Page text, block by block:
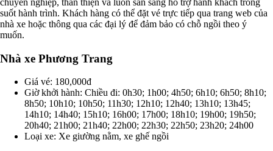
chuyên nghiệp, thân thiện và luôn sẵn sàng hỗ trợ hành khách trong
suốt hành trình. Khách hàng có thể đặt vé trực tiếp qua trang web của
nhà xe hoặc thông qua các đại lý để đảm bảo có chỗ ngồi theo ý
muốn.
Nhà xe Phương Trang
Giá vé: 180,000đ
Giờ khởi hành: Chiều đi: 0h30; 1h00; 4h50; 6h10; 6h50; 8h10;
8h50; 10h10; 10h50; 11h30; 12h10; 12h40; 13h10; 13h45;
14h10; 14h40; 15h10; 16h00; 17h00; 18h10; 19h00; 19h50;
20h40; 21h00; 21h40; 22h00; 22h30; 22h50; 23h20; 24h00
Loại xe: Xe giường nằm, xe ghế ngồi